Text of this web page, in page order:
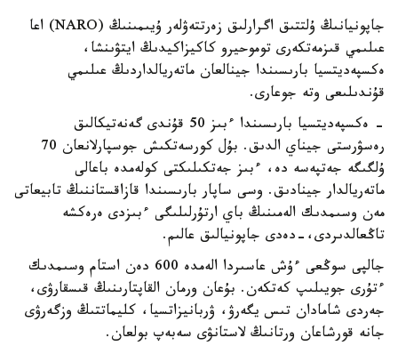
جاپونيانىڭ ۇلتتىق اگرارلىق زەرتتەۋلەر ۇيىمىنىڭ (NARO) اعا
عىلىمي قىزمەتكەرى توموحيرو كاكيزاكيدىڭ ايتۋىنشا،
ەكسپەديتسيا بارىسىندا جينالعان ماتەريالداردىڭ عىلىمي
قۇندىلىعى وتە جوعارى.
- ەكسپەديتسيا بارىسىندا ءبىز 50 قۇندى گەنەتيكالىق
رەسۋرستى جيناي الدىق. بۇل كورسەتكىش جوسپارلانعان 70
ۇلگىگە جەتپەسە دە، ءبىز جەتكىلىكتى كولەمدە باعالى
ماتەريالدار جينادىق. وسى ساپار بارىسىندا قازاقستاننىڭ تابيعاتى
مەن وسىمدىك الەمىنىڭ باي ارتۇرلىلىگى ءبىزدى ەرەكشە
تاڭعالدىردى،-دەدى جاپونيالىق عالىم.
جالپى سوڭعى ءۇش عاسىردا الەمدە 600 دەن استام وسىمدىك
ءتۇرى جويىلىپ كەتكەن. بۇعان ورمان القاپتارىنىڭ قىسقارۋى،
جەردى شامادان تىس يگەرۋ، ۋربانيزاتسيا، كليماتتىڭ وزگەرۋى
جانە قورشاعان ورتانىڭ لاستانۋى سەبەپ بولعان.